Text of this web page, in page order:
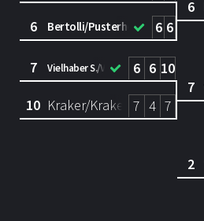
6 Bertolli/Pusterhofer 6 6
7 Vielhaber S./Vielhaber G.
6 6 10
10 Kraker/Kraker 7 4 7
6
7
2